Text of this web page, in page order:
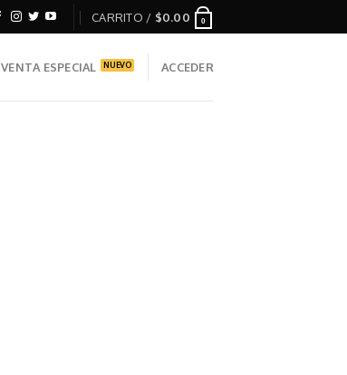
CARRITO / $0.00 0
VENTA ESPECIAL ACCEDER